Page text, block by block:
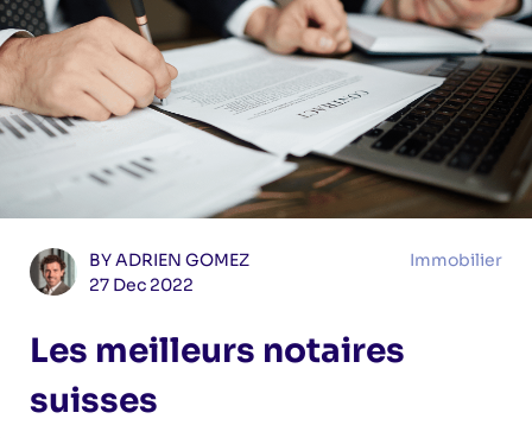
BY ADRIEN GOMEZ
27 Dec 2022
Immobilier
Les meilleurs notaires
suisses